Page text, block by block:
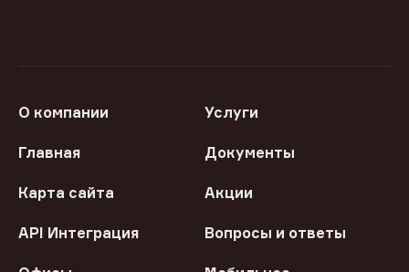
О компании Услуги
Главная Документы
Карта сайта Акции
API Интеграция Вопросы и ответы